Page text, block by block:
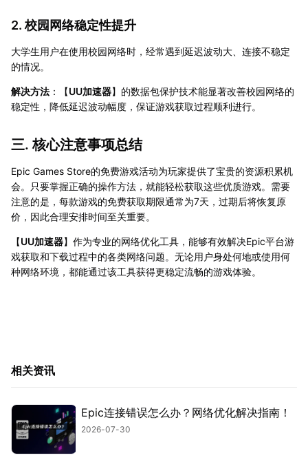
2. 校园网络稳定性提升
大学生用户在使用校园网络时，经常遇到延迟波动大、连接不稳定
的情况。
解决方法 ：【UU加速器】的数据包保护技术能显著改善校园网络的
稳定性，降低延迟波动幅度，保证游戏获取过程顺利进行。
三. 核心注意事项总结
Epic Games Store的免费游戏活动为玩家提供了宝贵的资源积累机
会。只要掌握正确的操作方法，就能轻松获取这些优质游戏。需要
注意的是，每款游戏的免费获取期限通常为7天，过期后将恢复原
价，因此合理安排时间至关重要。
【UU加速器】作为专业的网络优化工具，能够有效解决Epic平台游
戏获取和下载过程中的各类网络问题。无论用户身处何地或使用何
种网络环境，都能通过该工具获得更稳定流畅的游戏体验。
相关资讯
Epic连接错误怎么办？网络优化解决指南！
2026-07-30